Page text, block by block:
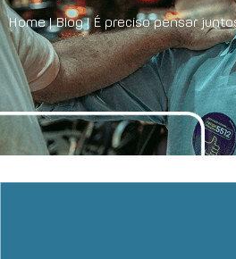
Home|Blog|É preciso pensar